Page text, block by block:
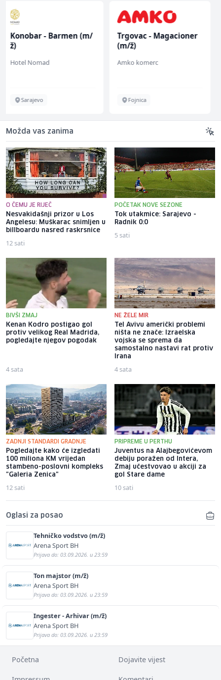
Trgovac - Magacioner
(m/ž)
Amko komerc
Fojnica
Sachbearbeiter in der
Voice Quality
Servicepoint
Sarajevo
Možda vas zanima
O ČEMU JE RIJEČ
Nesvakidašnji prizor u Los
Angelesu: Muškarac snimljen u
billboardu nasred raskrsnice
12 sati
POČETAK NOVE SEZONE
Tok utakmice: Sarajevo -
Radnik 0:0
5 sati
BIVŠI ZMAJ
Kenan Kodro postigao gol
protiv velikog Real Madrida,
pogledajte njegov pogodak
4 sata
NE ŽELE MIR
Tel Avivu američki problemi
ništa ne znače: Izraelska
vojska se sprema da
samostalno nastavi rat protiv
Irana
4 sata
ZADNJI STANDARDI GRADNJE
Pogledajte kako će izgledati
100 miliona KM vrijedan
stambeno-poslovni kompleks
"Galeria Zenica"
12 sati
PRIPREME U PERTHU
Juventus na Alajbegovićevom
debiju poražen od Intera,
Zmaj učestvovao u akciji za
gol Stare dame
10 sati
Oglasi za posao
Tehničko vodstvo (m/ž)
Arena Sport BH
Prijava do: 03.09.2026. u 23:59
Ton majstor (m/ž)
Arena Sport BH
Prijava do: 03.09.2026. u 23:59
Ingester - Arhivar (m/ž)
Arena Sport BH
Prijava do: 03.09.2026. u 23:59
Početna Dojavite vijest